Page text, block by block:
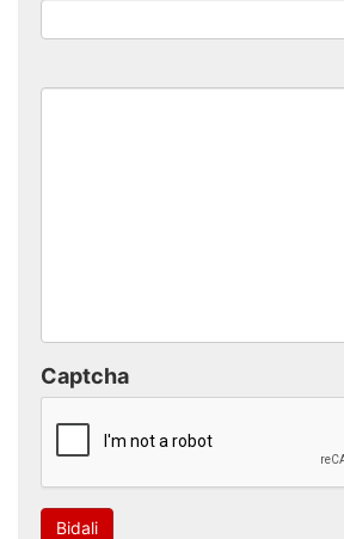
Captcha
Bidali